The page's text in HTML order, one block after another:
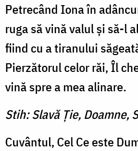
Petrecând Iona în
ruga să vină valul şi să-l
fiind cu a tiranului
Pierzătorul celor răi, Îl
vină spre a mea alinare.
Stih: Slavă Ţie, Doamne,
Cuvântul, Cel Ce este